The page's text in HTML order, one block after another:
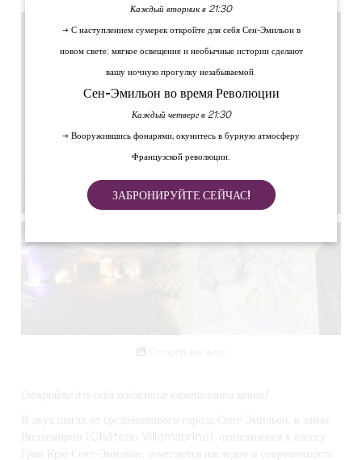
Откройте для себя подземные каменоломни замка!
В двух шагах от средневекового города Сент-Эмильон, в замке
Виллеморин (Château Villemaurine), относящемся к классу
Гран Крю Сент-Эмильон, сочетаются наследие и современность.
Каждый вторник в 21:30
→ С наступлением сумерек откройте для себя Сен-Эмильон в
новом свете: мягкое освещение и необычные истории сделают
вашу ночную прогулку незабываемой.
Сен-Эмильон во время Революции
Каждый четверг в 21:30
→ Вооружившись фонарями, окунитесь в бурную атмосферу
Французской революции.
ЗАБРОНИРУЙТЕ СЕЙЧАС!